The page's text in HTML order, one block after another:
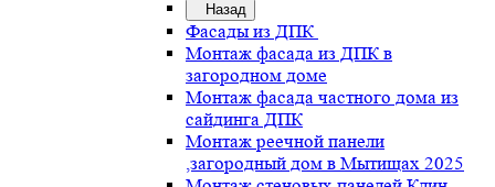
Назад
Фасады из ДПК
Монтаж фасада из ДПК в
загородном доме
Монтаж фасада частного дома из
сайдинга ДПК
Монтаж реечной панели
,загородный дом в Мытищах 2025